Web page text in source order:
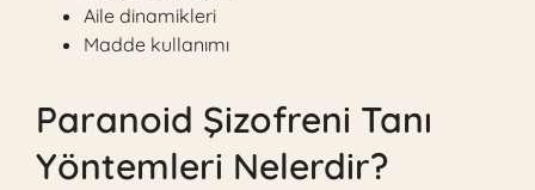
Aile dinamikleri
Madde kullanımı
Paranoid Şizofreni Tanı
Yöntemleri Nelerdir?